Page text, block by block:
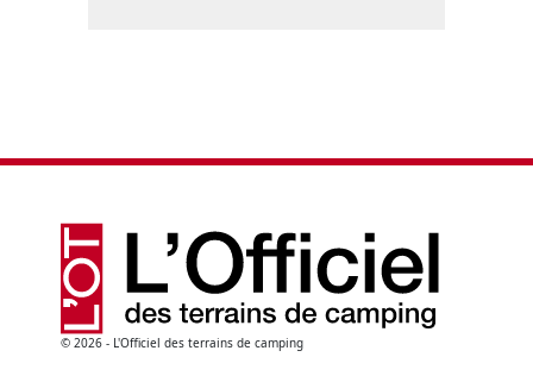
© 2026 - L'Officiel des terrains de camping